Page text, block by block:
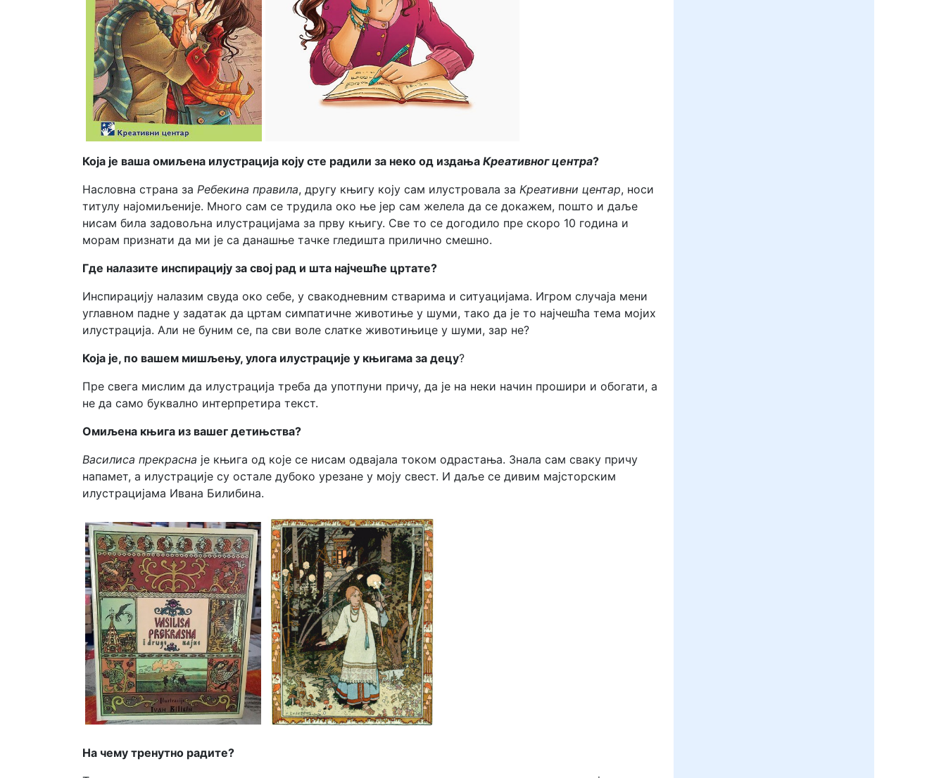
Која је ваша омиљена илустрација коју сте радили за неко од издања Креативног центра?
Насловна страна за Ребекина правила, другу књигу коју сам илустровала за Креативни центар, носи
титулу најомиљеније. Много сам се трудила око ње јер сам желела да се докажем, пошто и даље
нисам била задовољна илустрацијама за прву књигу. Све то се догодило пре скоро 10 година и
морам признати да ми је са данашње тачке гледишта прилично смешно.
Где налазите инспирацију за свој рад и шта најчешће цртате?
Инспирацију налазим свуда око себе, у свакодневним стварима и ситуацијама. Игром случаја мени
углавном падне у задатак да цртам симпатичне животиње у шуми, тако да је то најчешћа тема мојих
илустрација. Али не буним се, па сви воле слатке животињице у шуми, зар не?
Која је, по вашем мишљењу, улога илустрације у књигама за децу?
Пре свега мислим да илустрација треба да употпуни причу, да је на неки начин прошири и обогати, а
не да само буквално интерпретира текст.
Омиљена књига из вашег детињства?
Василиса прекрасна је књига од које се нисам одвајала током одрастања. Знала сам сваку причу
напамет, а илустрације су остале дубоко урезане у моју свест. И даље се дивим мајсторским
илустрацијама Ивана Билибина.
На чему тренутно радите?